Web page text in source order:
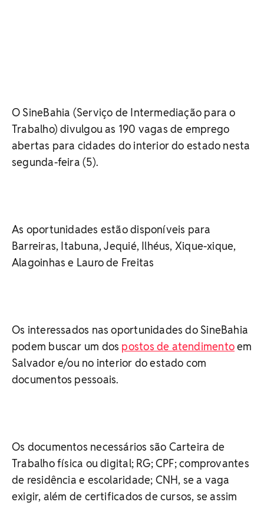
O SineBahia (Serviço de Intermediação para o
Trabalho) divulgou as 190 vagas de emprego
abertas para cidades do interior do estado nesta
segunda-feira (5).
As oportunidades estão disponíveis para
Barreiras, Itabuna, Jequié, Ilhéus, Xique-xique,
Alagoinhas e Lauro de Freitas
Os interessados nas oportunidades do SineBahia
podem buscar um dos postos de atendimentoem
Salvador e/ou no interior do estado com
documentos pessoais.
Os documentos necessários são Carteira de
Trabalho física ou digital; RG; CPF; comprovantes
de residência e escolaridade; CNH, se a vaga
exigir, além de certificados de cursos, se assim